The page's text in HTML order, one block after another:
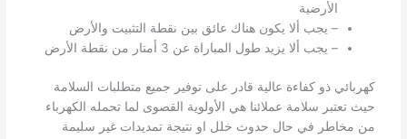
الأرضية
– يجب ألا يكون هناك عائق بين نقطة التثبيت والأرض
– يجب ألا يزيد طول المباراة عن 3 أمتار من نقطة الأرض
كهربائي ذو كفاءة عالية قادر على توفير جميع متطلبات السلامة
حيث تعتبر سلامة عملائنا هي الأولوية القصوى لما تحمله الكهرباء
من مخاطر في حال حدوث خلل او نتيجة تمديدات غير سليمة